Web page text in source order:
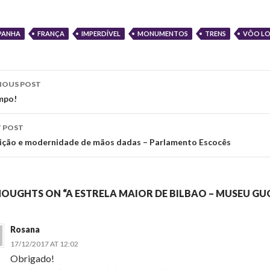
FRANÇA IMPERDÍVEL MONUMENTOS TRENS VÔO
POST
POST
e modernidade de mãos dadas – Parlamento Escocês
ON “A ESTRELA MAIOR DE BILBAO – MUSEU
Rosana
17/12/2017 AT 12:02
Obrigado!